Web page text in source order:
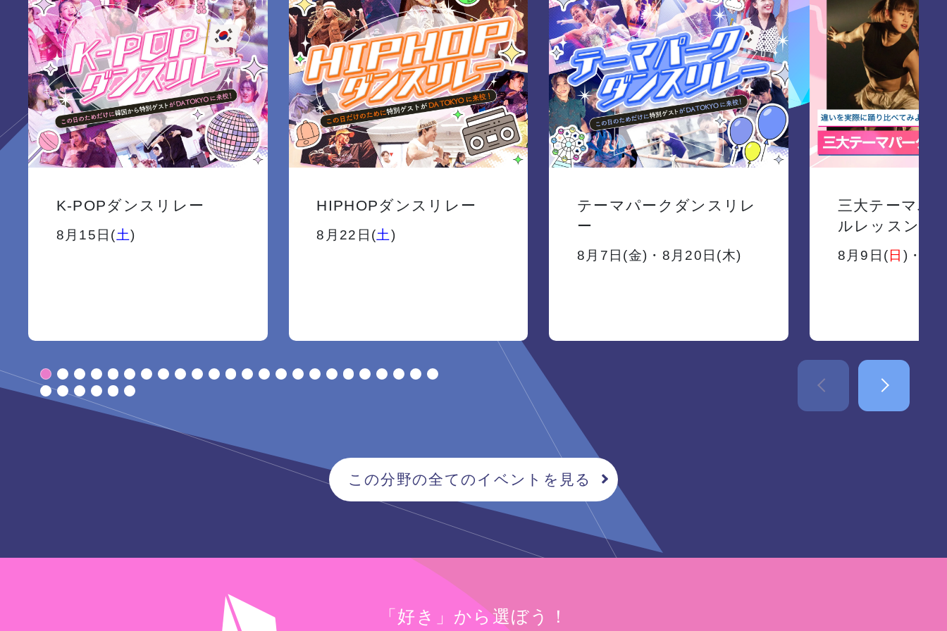
K-POPダンスリレー
8月15日(土)
HIPHOPダンスリレー
8月22日(土)
テーマパークダンスリレ
ー
8月7日(金)・8月20日(木)
三大テーマパ
ルレッスン
8月9日(日 )・10
この分野の全てのイベントを見る
「好き」から選ぼう！